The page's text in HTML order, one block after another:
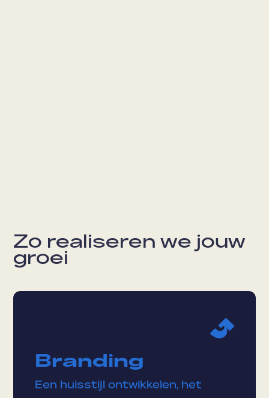
Zo realiseren we jouw
groei
Branding
Een huisstijl ontwikkelen, het